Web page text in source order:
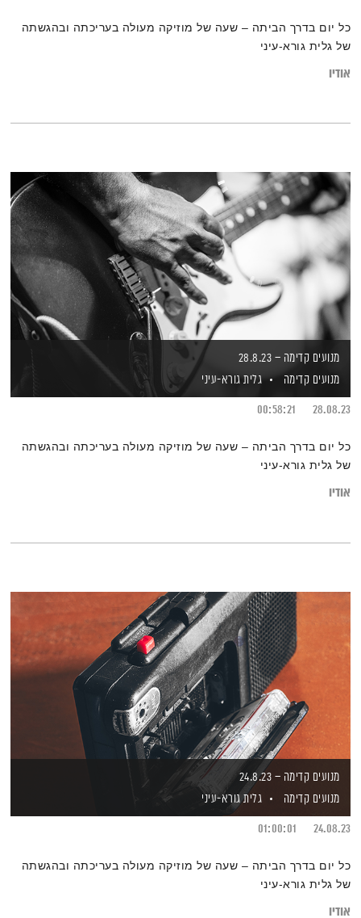
כל יום בדרך הביתה – שעה של מוזיקה מעולה בעריכתה ובהגשתה
של גלית גורא-עיני
אודיו
מנועים קדימה – 28.8.23
מנועים קדימה
גלית גורא-עיני
28.08.23
00:58:21
כל יום בדרך הביתה – שעה של מוזיקה מעולה בעריכתה ובהגשתה
של גלית גורא-עיני
אודיו
מנועים קדימה – 24.8.23
מנועים קדימה
גלית גורא-עיני
24.08.23
01:00:01
כל יום בדרך הביתה – שעה של מוזיקה מעולה בעריכתה ובהגשתה
של גלית גורא-עיני
אודיו